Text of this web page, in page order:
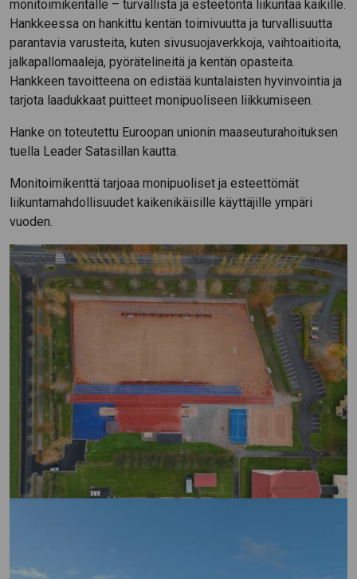
monitoimikentälle – turvallista ja esteetöntä liikuntaa kaikille.
Hankkeessa on hankittu kentän toimivuutta ja turvallisuutta
parantavia varusteita, kuten sivusuojaverkkoja, vaihtoaitioita,
jalkapallomaaleja, pyörätelineitä ja kentän opasteita.
Hankkeen tavoitteena on edistää kuntalaisten hyvinvointia ja
tarjota laadukkaat puitteet monipuoliseen liikkumiseen.
Hanke on toteutettu Euroopan unionin maaseuturahoituksen
tuella Leader Satasillan kautta.
Monitoimikenttä tarjoaa monipuoliset ja esteettömät
liikuntamahdollisuudet kaikenikäisille käyttäjille ympäri
vuoden.